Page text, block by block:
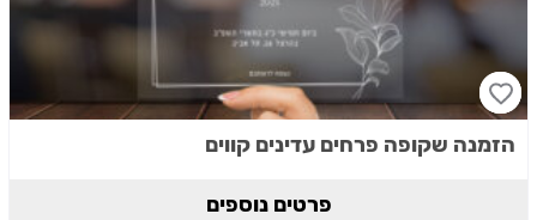
הזמנה שקופה פרחים עדינים קווים
פרטים נוספים